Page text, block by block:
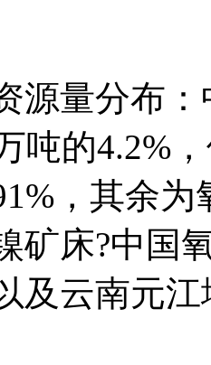
量分布：
吨的4.2%
，其余
矿床?中国
及云南元江